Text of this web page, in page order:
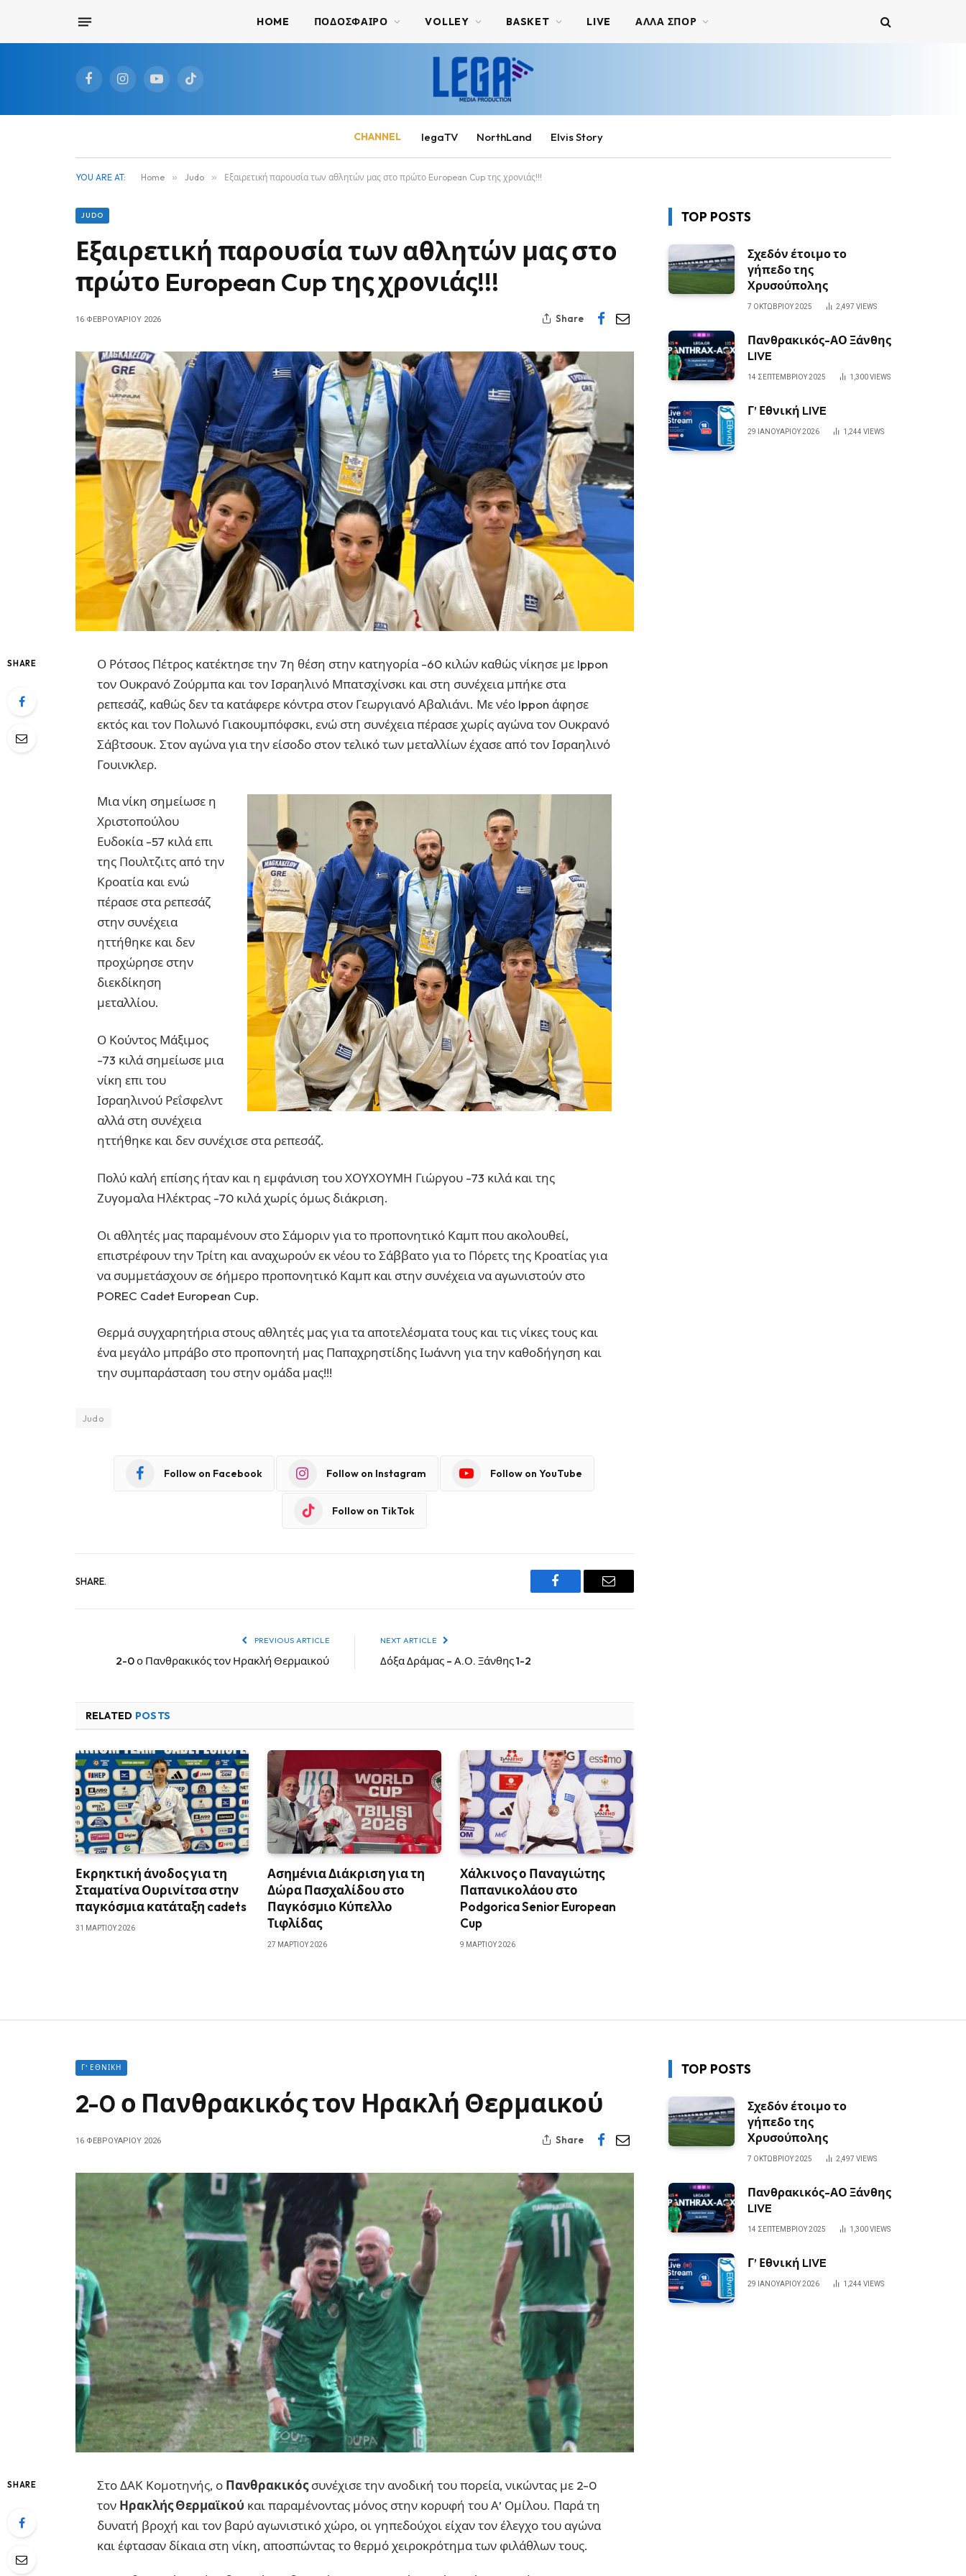
HOME ΠΟΔΟΣΦΑΙΡΟ VOLLEY BASKET LIVE ΑΛΛΑ ΣΠΟΡ
FacebookInstagramYouTubeTikTok
CHANNEL legaTV NorthLand Elvis Story
YOU ARE AT: Home » Judo » Εξαιρετική παρουσία των αθλητών μας στο πρώτο European Cup της χρονιάς!!!
JUDO
Εξαιρετική παρουσία των αθλητών μας στο
πρώτο European Cup της χρονιάς!!!
16 ΦΕΒΡΟΥΑΡΊΟΥ 2026 Share
SHARE
Ο Ρότσος Πέτρος κατέκτησε την 7η θέση στην κατηγορία -60 κιλών καθώς νίκησε με Ippon
τον Ουκρανό Ζούρμπα και τον Ισραηλινό Μπατσχίνσκι και στη συνέχεια μπήκε στα
ρεπεσάζ, καθώς δεν τα κατάφερε κόντρα στον Γεωργιανό Αβαλιάνι. Με νέο Ippon άφησε
εκτός και τον Πολωνό Γιακουμπόφσκι, ενώ στη συνέχεια πέρασε χωρίς αγώνα τον Ουκρανό
Σάβτσουκ. Στον αγώνα για την είσοδο στον τελικό των μεταλλίων έχασε από τον Ισραηλινό
Γουινκλερ.
Μια νίκη σημείωσε η
Χριστοπούλου
Ευδοκία -57 κιλά επι
της Πουλτζιτς από την
Κροατία και ενώ
πέρασε στα ρεπεσάζ
στην συνέχεια
ηττήθηκε και δεν
προχώρησε στην
διεκδίκηση
μεταλλίου.
Ο Κούντος Μάξιμος
-73 κιλά σημείωσε μια
νίκη επι του
Ισραηλινού Ρεΐσφελντ
αλλά στη συνέχεια
ηττήθηκε και δεν συνέχισε στα ρεπεσάζ.
Πολύ καλή επίσης ήταν και η εμφάνιση του ΧΟΥΧΟΥΜΗ Γιώργου -73 κιλά και της
Ζυγομαλα Ηλέκτρας -70 κιλά χωρίς όμως διάκριση.
Οι αθλητές μας παραμένουν στο Σάμοριν για το προπονητικό Καμπ που ακολουθεί,
επιστρέφουν την Τρίτη και αναχωρούν εκ νέου το Σάββατο για το Πόρετς της Κροατίας για
να συμμετάσχουν σε 6ήμερο προπονητικό Καμπ και στην συνέχεια να αγωνιστούν στο
POREC Cadet European Cup.
Θερμά συγχαρητήρια στους αθλητές μας για τα αποτελέσματα τους και τις νίκες τους και
ένα μεγάλο μπράβο στο προπονητή μας Παπαχρηστίδης Ιωάννη για την καθοδήγηση και
την συμπαράσταση του στην ομάδα μας!!!
Judo
Follow on Facebook Follow on Instagram Follow on YouTube
Follow on TikTok
SHARE.
Facebook Email
PREVIOUS ARTICLE
2-0 ο Πανθρακικός τον Ηρακλή Θερμαικού
NEXT ARTICLE
Δόξα Δράμας – Α.Ο. Ξάνθης 1-2
RELATED POSTS
Εκρηκτική άνοδος για τη
Σταματίνα Ουρινίτσα στην
παγκόσμια κατάταξη cadets
31 ΜΑΡΤΊΟΥ 2026
Ασημένια Διάκριση για τη
Δώρα Πασχαλίδου στο
Παγκόσμιο Κύπελλο
Τιφλίδας
27 ΜΑΡΤΊΟΥ 2026
Χάλκινος ο Παναγιώτης
Παπανικολάου στο
Podgorica Senior European
Cup
9 ΜΑΡΤΊΟΥ 2026
TOP POSTS
Σχεδόν έτοιμο το
γήπεδο της
Χρυσούπολης
7 ΟΚΤΩΒΡΊΟΥ 2025 2,497 VIEWS
Πανθρακικός-ΑΟ Ξάνθης
LIVE
14 ΣΕΠΤΕΜΒΡΊΟΥ 2025 1,300VIEWS
Γ’ Εθνική LIVE
29 ΙΑΝΟΥΑΡΊΟΥ 2026 1,244 VIEWS
Γ' ΕΘΝΙΚΉ
2-0 ο Πανθρακικός τον Ηρακλή Θερμαικού
16 ΦΕΒΡΟΥΑΡΊΟΥ 2026 Share
SHARE Στο ΔΑΚ Κομοτηνής, ο Πανθρακικόςσυνέχισε την ανοδική του πορεία, νικώντας με 2-0
τον Ηρακλής Θερμαϊκού και παραμένοντας μόνος στην κορυφή του Α’ Ομίλου. Παρά τη
δυνατή βροχή και τον βαρύ αγωνιστικό χώρο, οι γηπεδούχοι είχαν τον έλεγχο του αγώνα
και έφτασαν δίκαια στη νίκη, αποσπώντας το θερμό χειροκρότημα των φιλάθλων τους.
TOP POSTS
Σχεδόν έτοιμο το
γήπεδο της
Χρυσούπολης
7 ΟΚΤΩΒΡΊΟΥ 2025 2,497 VIEWS
Πανθρακικός-ΑΟ Ξάνθης
LIVE
14 ΣΕΠΤΕΜΒΡΊΟΥ 2025 1,300VIEWS
Γ’ Εθνική LIVE
29 ΙΑΝΟΥΑΡΊΟΥ 2026 1,244 VIEWS